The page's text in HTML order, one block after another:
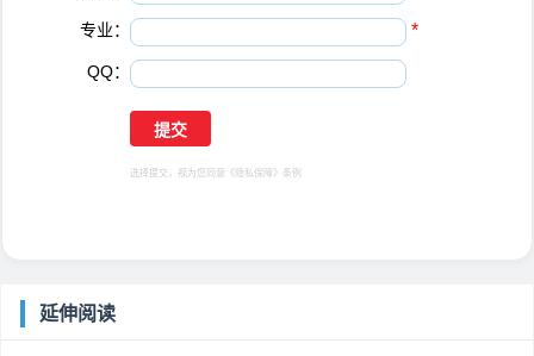
专业： *
QQ：
选择提交，视为您同意 《隐私保障》 条例
延伸阅读